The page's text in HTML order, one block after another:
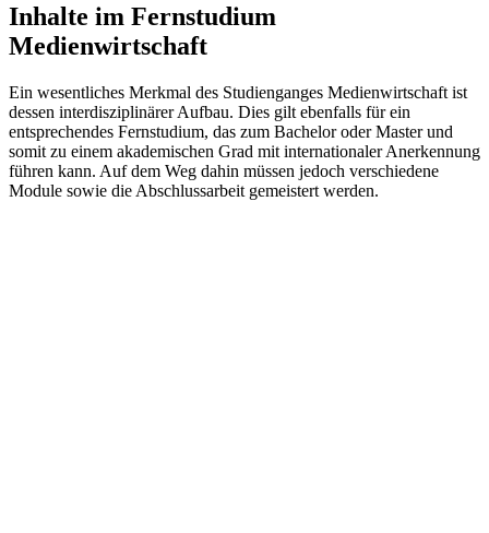
Inhalte im Fernstudium
Medienwirtschaft
Ein wesentliches Merkmal des Studienganges Medienwirtschaft ist
dessen interdisziplinärer Aufbau. Dies gilt ebenfalls für ein
entsprechendes Fernstudium, das zum Bachelor oder Master und
somit zu einem akademischen Grad mit internationaler Anerkennung
führen kann. Auf dem Weg dahin müssen jedoch verschiedene
Module sowie die Abschlussarbeit gemeistert werden.